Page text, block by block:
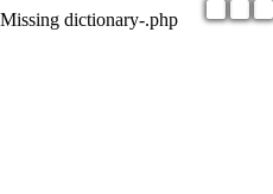
dictionary-.php